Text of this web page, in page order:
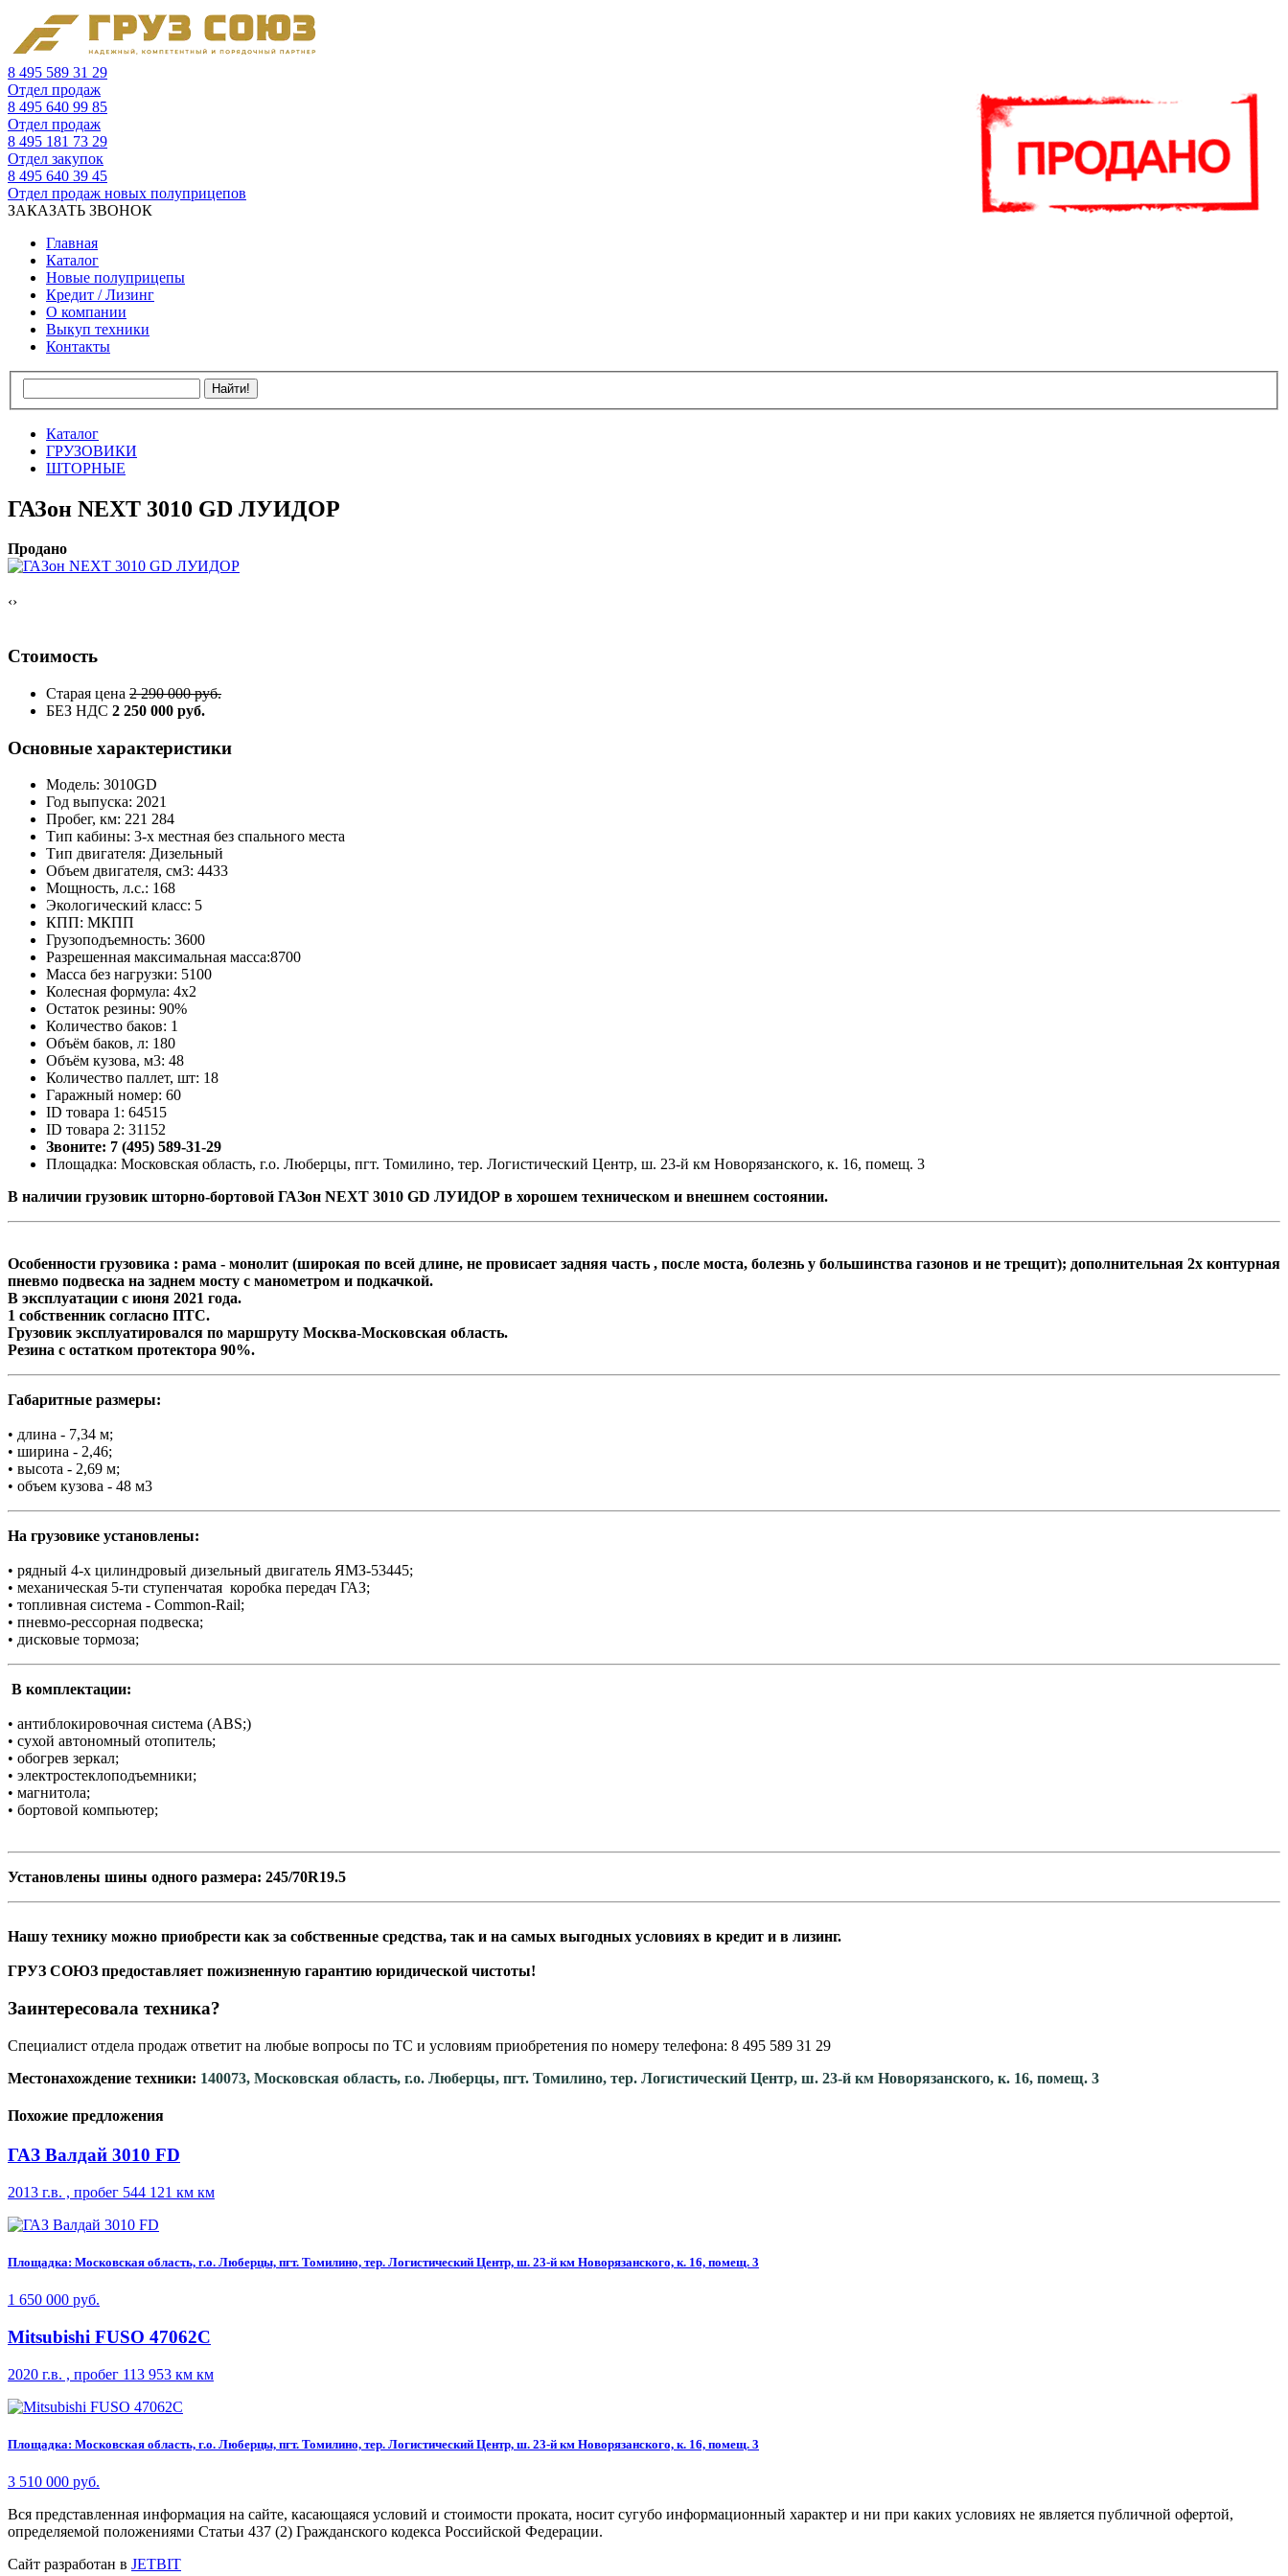
8 495 589 31 29
Отдел продаж
8 495 640 99 85
Отдел продаж
8 495 181 73 29
Отдел закупок
8 495 640 39 45
Отдел продаж новых полуприцепов
ЗАКАЗАТЬ ЗВОНОК
Главная
Каталог
Новые полуприцепы
Кредит / Лизинг
О компании
Выкуп техники
Контакты
Каталог
ГРУЗОВИКИ
ШТОРНЫЕ
ГАЗон NEXT 3010 GD ЛУИДОР
Продано
‹›
Стоимость
Старая цена 2 290 000 руб.
БЕЗ НДС 2 250 000 руб.
Основные характеристики
Модель: 3010GD
Год выпуска: 2021
Пробег, км: 221 284
Тип кабины: 3-х местная без спального места
Тип двигателя: Дизельный
Объем двигателя, см3: 4433
Мощность, л.с.: 168
Экологический класс: 5
КПП: МКПП
Грузоподъемность: 3600
Разрешенная максимальная масса:8700
Масса без нагрузки: 5100
Колесная формула: 4x2
Остаток резины: 90%
Количество баков: 1
Объём баков, л: 180
Объём кузова, м3: 48
Количество паллет, шт: 18
Гаражный номер: 60
ID товара 1: 64515
ID товара 2: 31152
Звоните: 7 (495) 589-31-29
Площадка: Московская область, г.о. Люберцы, пгт. Томилино, тер. Логистический Центр, ш. 23-й км Новорязанского, к. 16, помещ. 3
В наличии грузовик шторно-бортовой ГАЗон NEXT 3010 GD ЛУИДОР в хорошем техническом и внешнем состоянии.
Особенности грузовика : рама - монолит (широкая по всей длине, не провисает задняя часть , после моста, болезнь у большинства газонов и не трещит); дополнительная 2х контурная
пневмо подвеска на заднем мосту с манометром и подкачкой.
В эксплуатации с июня 2021 года.
1 собственник согласно ПТС.
Грузовик эксплуатировался по маршруту Москва-Московская область.
Резина с остатком протектора 90%.
Габаритные размеры:
• длина - 7,34 м;
• ширина - 2,46;
• высота - 2,69 м;
• объем кузова - 48 м3
На грузовике установлены:
• рядный 4-х цилиндровый дизельный двигатель ЯМЗ-53445;
• механическая 5-ти ступенчатая коробка передач ГАЗ;
• топливная система - Common-Rail;
• пневмо-рессорная подвеска;
• дисковые тормоза;
В комплектации:
• антиблокировочная система (ABS;)
• сухой автономный отопитель;
• обогрев зеркал;
• электростеклоподъемники;
• магнитола;
• бортовой компьютер;
Установлены шины одного размера: 245/70R19.5
Нашу технику можно приобрести как за собственные средства, так и на самых выгодных условиях в кредит и в лизинг.
ГРУЗ СОЮЗ предоставляет пожизненную гарантию юридической чистоты!
Заинтересовала техника?
Специалист отдела продаж ответит на любые вопросы по ТС и условиям приобретения по номеру телефона: 8 495 589 31 29
Местонахождение техники: 140073, Московская область, г.о. Люберцы, пгт. Томилино, тер. Логистический Центр, ш. 23-й км Новорязанского, к. 16, помещ. 3
Похожие предложения
ГАЗ Валдай 3010 FD
2013 г.в. , пробег 544 121 км км
Площадка: Московская область, г.о. Люберцы, пгт. Томилино, тер. Логистический Центр, ш. 23-й км Новорязанского, к. 16, помещ. 3
1 650 000 руб.
Mitsubishi FUSO 47062C
2020 г.в. , пробег 113 953 км км
Площадка: Московская область, г.о. Люберцы, пгт. Томилино, тер. Логистический Центр, ш. 23-й км Новорязанского, к. 16, помещ. 3
3 510 000 руб.
Вся представленная информация на сайте, касающаяся условий и стоимости проката, носит сугубо информационный характер и ни при каких условиях не является публичной офертой,
определяемой положениями Статьи 437 (2) Гражданского кодекса Российской Федерации.
Сайт разработан в JETBIT